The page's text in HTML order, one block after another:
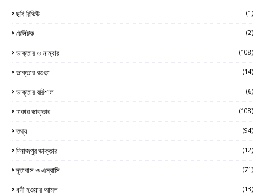
ছবি রিভিউ (1)
টেলিটক (2)
ডাক্তার ও নাম্বার (108)
ডাক্তার বগুড়া (14)
ডাক্তার বরিশাল (6)
ঢাকার ডাক্তার (108)
তথ্য (94)
দিনাজপুর ডাক্তার (12)
দূতাবাস ও এম্বাসি (71)
ধনী হওয়ার আমল (13)